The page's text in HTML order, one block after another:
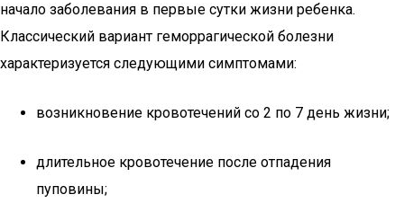
начало заболевания в первые сутки жизни ребенка.
Классический вариант геморрагической болезни
характеризуется следующими симптомами:
возникновение кровотечений со 2 по 7 день жизни;
длительное кровотечение после отпадения
пуповины;